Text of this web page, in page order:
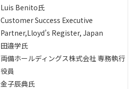
Luis Benito氏
Customer Success Executive
Partner,Lloyd’s Register, Japan
田邉学氏
両備ホールディングス株式会社 専務執行
役員
金子辰典氏